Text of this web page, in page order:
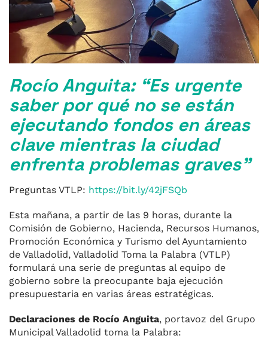
Rocío Anguita: “Es urgente
saber por qué no se están
ejecutando fondos en áreas
clave mientras la ciudad
enfrenta problemas graves”
Preguntas VTLP: https://bit.ly/42jFSQb
Esta mañana, a partir de las 9 horas, durante la
Comisión de Gobierno, Hacienda, Recursos Humanos,
Promoción Económica y Turismo del Ayuntamiento
de Valladolid, Valladolid Toma la Palabra (VTLP)
formulará una serie de preguntas al equipo de
gobierno sobre la preocupante baja ejecución
presupuestaria en varias áreas estratégicas.
Declaraciones de Rocío Anguita, portavoz del Grupo
Municipal Valladolid toma la Palabra: